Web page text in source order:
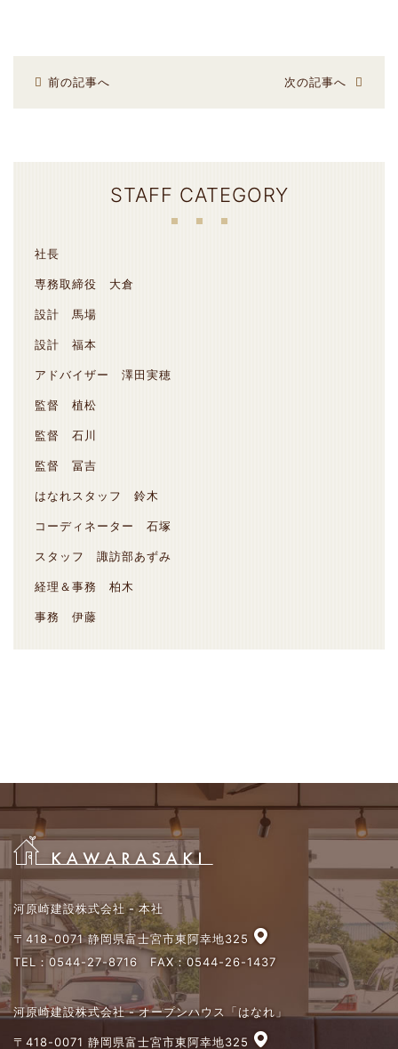
前の記事へ 次の記事へ
STAFF CATEGORY
社長
専務取締役 大倉
設計 馬場
設計 福本
アドバイザー 澤田実穂
監督 植松
監督 石川
監督 冨吉
はなれスタッフ 鈴木
コーディネーター 石塚
スタッフ 諏訪部あずみ
経理＆事務 柏木
事務 伊藤
河原崎建設株式会社 - 本社
〒418-0071 静岡県富士宮市東阿幸地325
TEL： 0544-27-8716 FAX：0544-26-1437
河原崎建設株式会社 - オープンハウス「はなれ」
〒418-0071 静岡県富士宮市東阿幸地325